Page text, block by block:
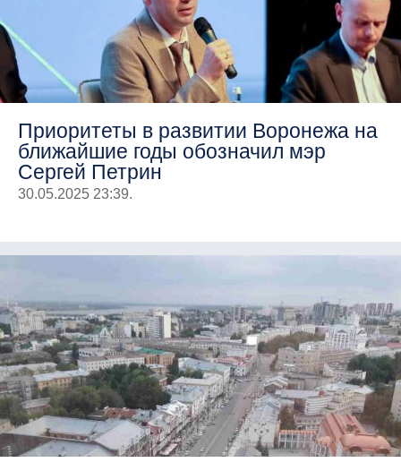
Приоритеты в развитии Воронежа на
ближайшие годы обозначил мэр
Сергей Петрин
30.05.2025 23:39.